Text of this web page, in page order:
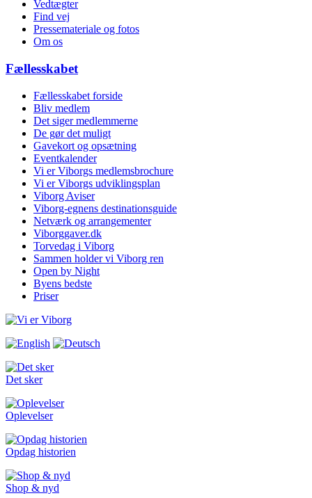
Vedtægter
Find vej
Pressemateriale og fotos
Om os
Fællesskabet
Fællesskabet forside
Bliv medlem
Det siger medlemmerne
De gør det muligt
Gavekort og opsætning
Eventkalender
Vi er Viborgs medlemsbrochure
Vi er Viborgs udviklingsplan
Viborg Aviser
Viborg-egnens destinationsguide
Netværk og arrangementer
Viborggaver.dk
Torvedag i Viborg
Sammen holder vi Viborg ren
Open by Night
Byens bedste
Priser
Det sker
Oplevelser
Opdag historien
Shop & nyd